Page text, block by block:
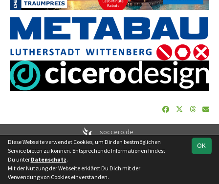
soccero.de
© 2006 - 2026
Besucherstatistik Geburtstage Impressum
Datenschutz
Kontakt
OK
Diese Webseite verwendet Cookies, um Dir den bestmöglichen
Service bieten zu können. Entsprechende Informationen findest
Du unter Datenschutz.
Mit der Nutzung der Webseite erklärst Du Dich mit der
Verwendung von Cookies einverstanden.